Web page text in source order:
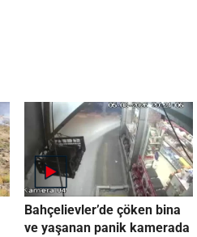
Bahçelievler’de çöken bina
ve yaşanan panik kamerada